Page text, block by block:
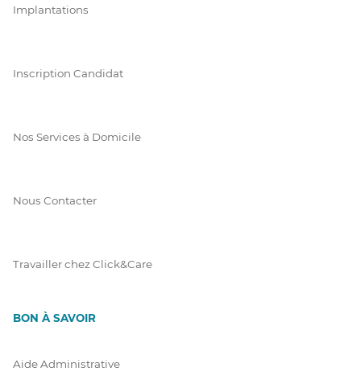
Implantations
Inscription Candidat
Nos Services à Domicile
Nous Contacter
Travailler chez Click&Care
BON À SAVOIR
Aide Administrative